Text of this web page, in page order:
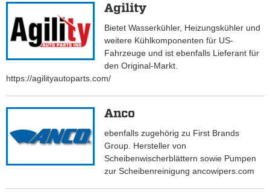
Agility
Bietet Wasserkühler, Heizungskühler und
weitere Kühlkomponenten für US-
Fahrzeuge und ist ebenfalls Lieferant für
den Original-Markt.
https://agilityautoparts.com/
Anco
ebenfalls zugehörig zu First Brands
Group. Hersteller von
Scheibenwischerblättern sowie Pumpen
zur Scheibenreinigung ancowipers.com